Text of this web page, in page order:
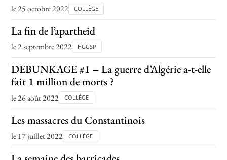
le 25 octobre 2022 COLLÈGE
La fin de l’apartheid
le 2 septembre 2022 HGGSP
DEBUNKAGE #1 – La guerre d’Algérie a-t-elle
fait 1 million de morts ?
le 26 août 2022 COLLÈGE
Les massacres du Constantinois
le 17 juillet 2022 COLLÈGE